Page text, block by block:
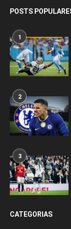
POSTS
1
2
3
CATEGORIAS